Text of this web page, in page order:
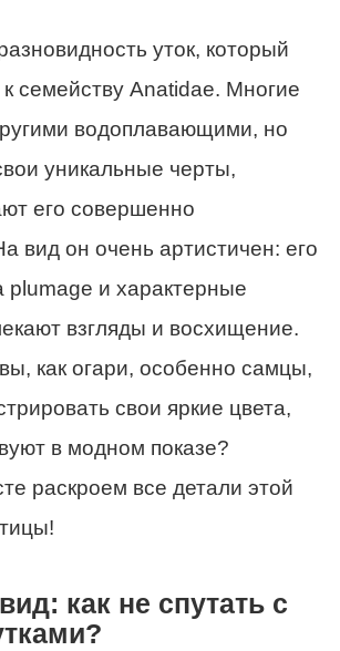
уток, который
семейству Anatidae. Многие
водоплавающими, но
уникальные черты,
его совершенно
вид он очень артистичен: его
plumage и характерные
взгляды и восхищение.
как огари, особенно самцы,
свои яркие цвета,
в модном показе?
раскроем все детали этой
как не спутать с